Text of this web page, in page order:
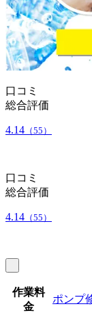
口コミ
総合評価
4.14 （55）
口コミ
総合評価
4.14 （55）
作業料
金
ポンプ